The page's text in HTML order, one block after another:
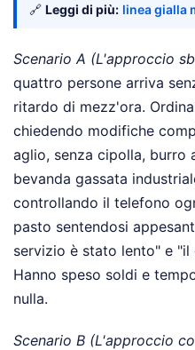
🔗 Leggi di più: linea gialla
Scenario A (L'approccio
quattro persone arriva
ritardo di mezz'ora.
chiedendo modifiche
aglio, senza cipolla, burro
bevanda gassata
controllando il telefono
pasto sentendosi
servizio è stato lento" e
Hanno speso soldi e
nulla.
Scenario B (L'approccio